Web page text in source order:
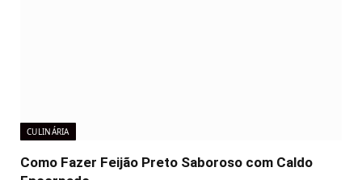
CULINÁRIA
Como Fazer Feijão Preto Saboroso com Caldo